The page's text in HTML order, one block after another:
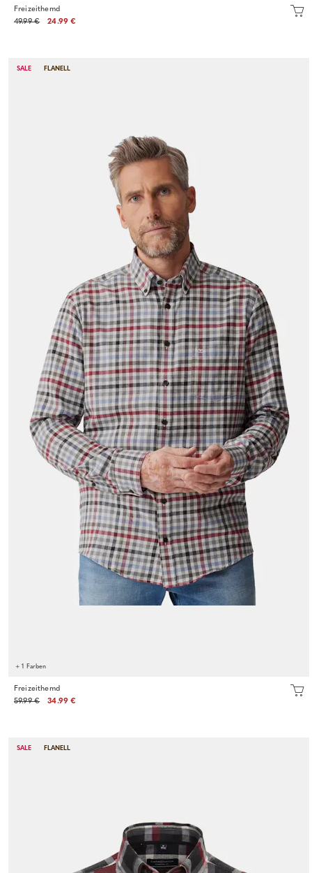
Freizeithemd
49.99 €
24.99 €
SALE FLANELL
+ 1 Farben
Freizeithemd
59.99 €
34.99 €
SALE FLANELL